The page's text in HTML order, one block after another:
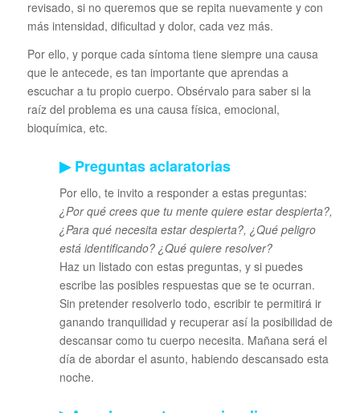
revisado, si no queremos que se repita nuevamente y con
más intensidad, dificultad y dolor, cada vez más.
Por ello, y porque cada síntoma tiene siempre una causa
que le antecede, es tan importante que aprendas a
escuchar a tu propio cuerpo. Obsérvalo para saber si la
raíz del problema es una causa física, emocional,
bioquímica, etc.
▶ Preguntas aclaratorias
Por ello, te invito a responder a estas preguntas:
¿Por qué crees que tu mente quiere estar despierta?,
¿Para qué necesita estar despierta?, ¿Qué peligro
está identificando? ¿Qué quiere resolver?
Haz un listado con estas preguntas, y si puedes
escribe las posibles respuestas que se te ocurran.
Sin pretender resolverlo todo, escribir te permitirá ir
ganando tranquilidad y recuperar así la posibilidad de
descansar como tu cuerpo necesita. Mañana será el
día de abordar el asunto, habiendo descansado esta
noche.